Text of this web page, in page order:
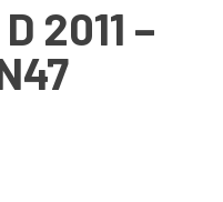
2011 –